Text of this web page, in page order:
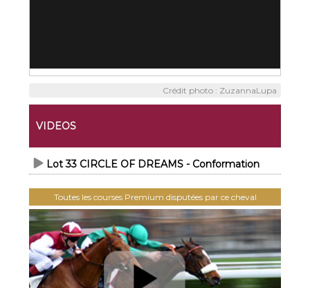
Crédit photo : ZuzannaLupa
VIDEOS
Lot 33 CIRCLE OF DREAMS - Conformation
Toutes les courses Premium disputées par ce cheval